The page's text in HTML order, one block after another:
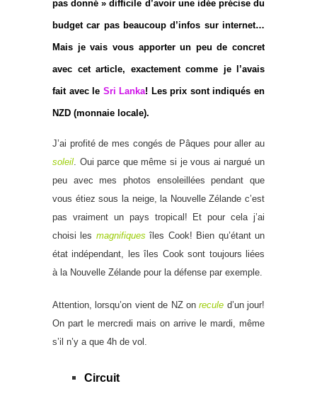
pas donné » difficile d’avoir une idée précise du
budget car pas beaucoup d’infos sur internet…
Mais je vais vous apporter un peu de concret
avec cet article, exactement comme je l’avais
fait avec le Sri Lanka! Les prix sont indiqués en
NZD (monnaie locale).
J’ai profité de mes congés de Pâques pour aller au
soleil . Oui parce que même si je vous ai nargué un
peu avec mes photos ensoleillées pendant que
vous étiez sous la neige, la Nouvelle Zélande c’est
pas vraiment un pays tropical! Et pour cela j’ai
choisi les magnifiques îles Cook! Bien qu’étant un
état indépendant, les îles Cook sont toujours liées
à la Nouvelle Zélande pour la défense par exemple.
Attention, lorsqu’on vient de NZ onrecule d’un jour!
On part le mercredi mais on arrive le mardi, même
s’il n’y a que 4h de vol.
Circuit